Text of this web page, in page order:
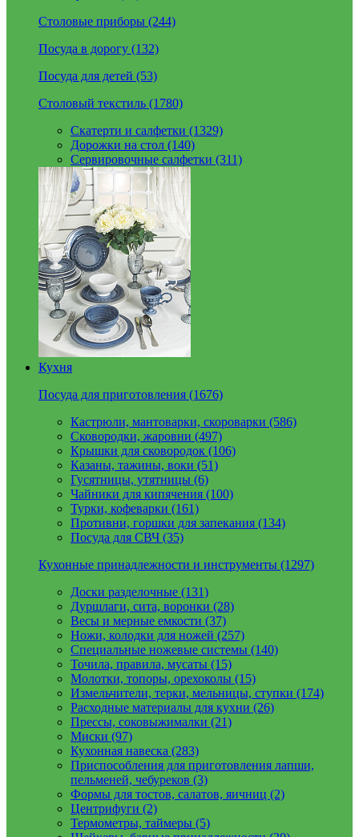
Столовые приборы (244)
Посуда в дорогу (132)
Посуда для детей (53)
Столовый текстиль (1780)
Скатерти и салфетки (1329)
Дорожки на стол (140)
Сервировочные салфетки (311)
Кухня
Посуда для приготовления (1676)
Кастрюли, мантоварки, скороварки (586)
Сковородки, жаровни (497)
Крышки для сковородок (106)
Казаны, тажины, воки (51)
Гусятницы, утятницы (6)
Чайники для кипячения (100)
Турки, кофеварки (161)
Противни, горшки для запекания (134)
Посуда для СВЧ (35)
Кухонные принадлежности и инструменты (1297)
Доски разделочные (131)
Дуршлаги, сита, воронки (28)
Весы и мерные емкости (37)
Ножи, колодки для ножей (257)
Специальные ножевые системы (140)
Точила, правила, мусаты (15)
Молотки, топоры, орехоколы (15)
Измельчители, терки, мельницы, ступки (174)
Расходные материалы для кухни (26)
Прессы, соковыжималки (21)
Миски (97)
Кухонная навеска (283)
Приспособления для приготовления лапши,
пельменей, чебуреков (3)
Формы для тостов, салатов, яичниц (2)
Центрифуги (2)
Термометры, таймеры (5)